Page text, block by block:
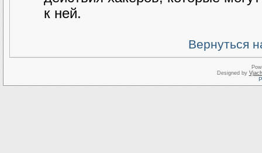
к ней.
Вернуться
Designed by